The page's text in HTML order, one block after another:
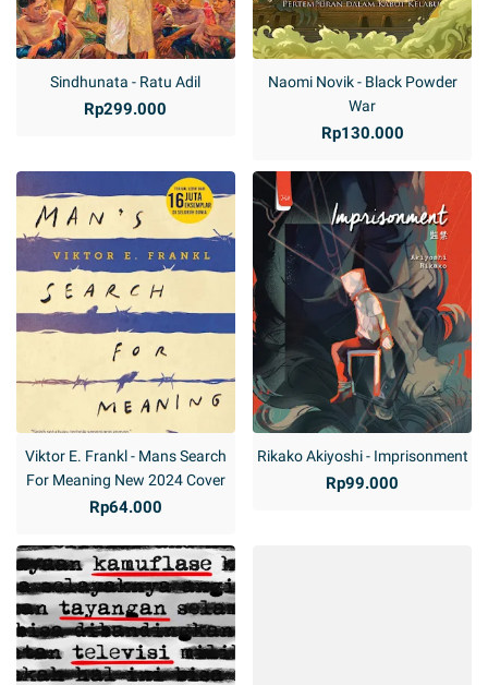
Sindhunata - Ratu Adil
Rp299.000
Naomi Novik - Black Powder
War
Rp130.000
Viktor E. Frankl - Mans Search
For Meaning New 2024 Cover
Rp64.000
Rikako Akiyoshi - Imprisonment
Rp99.000